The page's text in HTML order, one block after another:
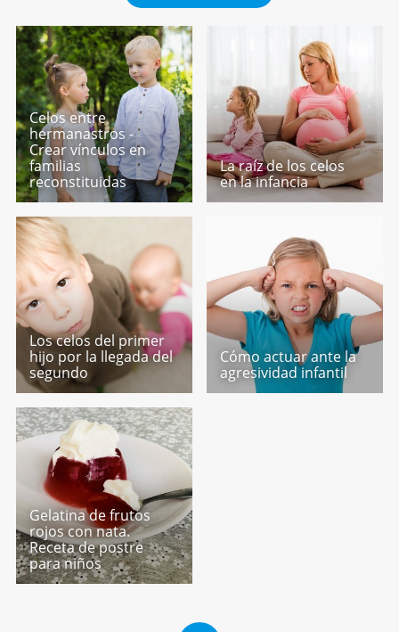
Celos entre
hermanastros -
Crear vínculos en
familias
reconstituidas
La raíz de los celos
en la infancia
Los celos del primer
hijo por la llegada del
segundo
Cómo actuar ante la
agresividad infantil
Gelatina de frutos
rojos con nata.
Receta de postre
para niños